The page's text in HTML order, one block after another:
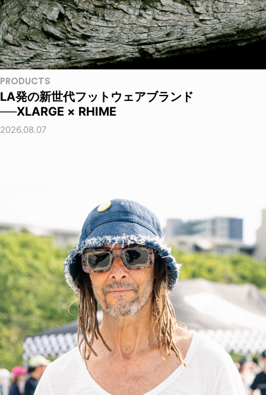
PRODUCTS
LA発の新世代フットウェアブランド
──XLARGE × RHIME
2026.08.07